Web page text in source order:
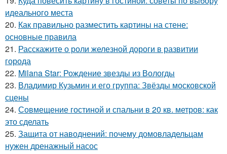
идеального места
20. Как правильно разместить картины на стене:
основные правила
21. Расскажите о роли железной дороги в развитии
города
22. Milana Star: Рождение звезды из Вологды
23. Владимир Кузьмин и его группа: Звёзды московской
сцены
24. Совмещение гостиной и спальни в 20 кв. метров: как
это сделать
25. Защита от наводнений: почему домовладельцам
нужен дренажный насос